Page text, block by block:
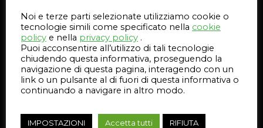
12 Giugno 2026
Noi e terze parti selezionate utilizziamo cookie o
tecnologie simili come specificato nella cookie
policy e nella privacy policy .
Puoi acconsentire all’utilizzo di tali tecnologie
chiudendo questa informativa, proseguendo la
navigazione di questa pagina, interagendo con un
link o un pulsante al di fuori di questa informativa o
continuando a navigare in altro modo.
IMPOSTAZIONI Accetta tutti RIFIUTA